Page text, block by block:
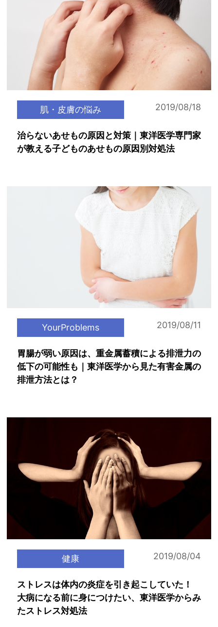
肌・皮膚の悩み 2019/08/18
治らないあせもの原因と対策｜東洋医学専門家
が教える子どものあせもの原因別対処法
YourProblems 2019/08/11
胃腸が弱い原因は、重金属蓄積による排泄力の
低下の可能性も｜東洋医学から見た有害金属の
排泄方法とは？
健康 2019/08/04
ストレスは体内の炎症を引き起こしていた！
大病になる前に身につけたい、東洋医学からみ
たストレス対処法